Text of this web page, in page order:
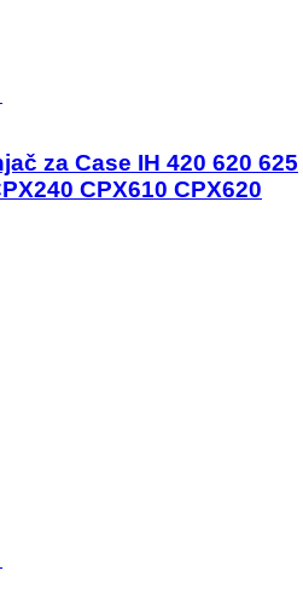
za Case IH 420 620 625
CPX610 CPX620